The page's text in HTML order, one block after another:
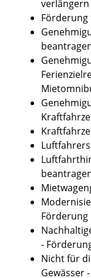
verlängern
-
Nicht für
Gewässer